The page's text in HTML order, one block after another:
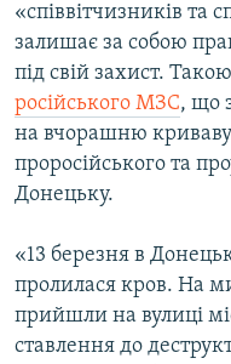
«співвітчизників та
залишає за собою
під свій захист.
російського МЗС, що
на вчорашню
проросійського та
Донецьку.
«13 березня в
пролилася кров. На
прийшли на вулиці
ставлення до